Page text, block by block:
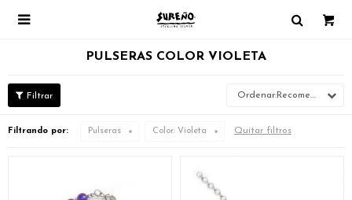

PULSERAS COLOR VIOLETA
Recomendados
Filtrando por: Pulseras Color: Violeta Quitar filtros